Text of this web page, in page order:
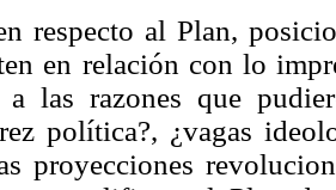
respecto al Plan,
en relación con lo
a las razones que
política?, ¿vagas
proyecciones